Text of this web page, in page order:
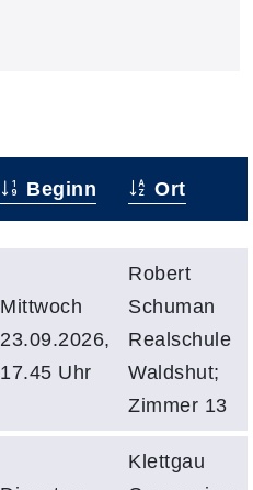
Beginn Ort
Mittwoch
23.09.2026,
17.45 Uhr
Robert
Schuman
Realschule
Waldshut;
Zimmer 13
Klettgau